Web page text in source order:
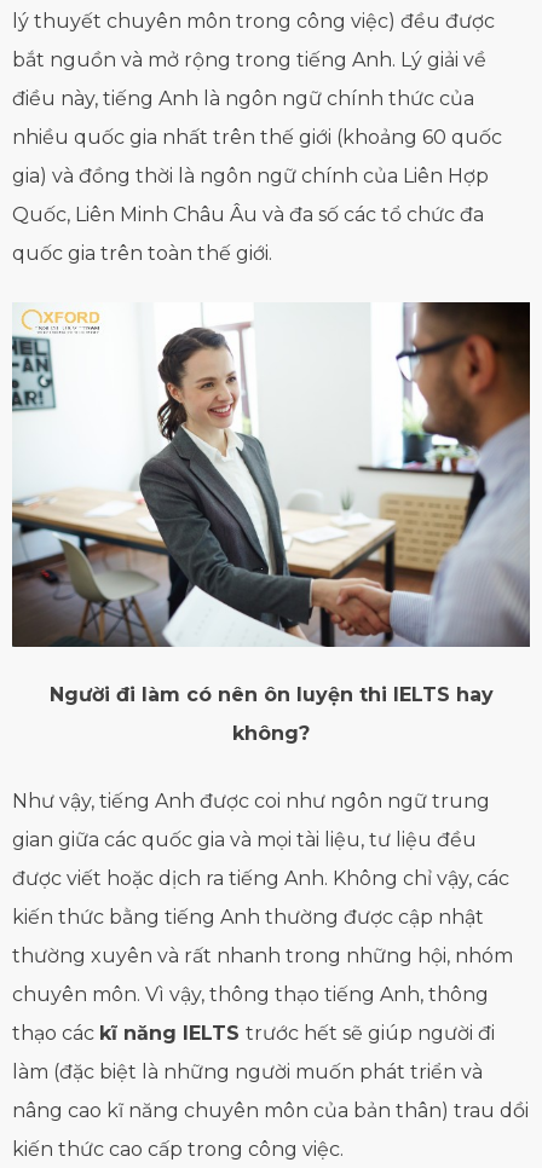
lý thuyết chuyên môn trong công việc) đều được
bắt nguồn và mở rộng trong tiếng Anh. Lý giải về
điều này, tiếng Anh là ngôn ngữ chính thức của
nhiều quốc gia nhất trên thế giới (khoảng 60 quốc
gia) và đồng thời là ngôn ngữ chính của Liên Hợp
Quốc, Liên Minh Châu Âu và đa số các tổ chức đa
quốc gia trên toàn thế giới.
Người đi làm có nên ôn luyện thi IELTS hay
không?
Như vậy, tiếng Anh được coi như ngôn ngữ trung
gian giữa các quốc gia và mọi tài liệu, tư liệu đều
được viết hoặc dịch ra tiếng Anh. Không chỉ vậy, các
kiến thức bằng tiếng Anh thường được cập nhật
thường xuyên và rất nhanh trong những hội, nhóm
chuyên môn. Vì vậy, thông thạo tiếng Anh, thông
thạo các kĩ năng IELTS trước hết sẽ giúp người đi
làm (đặc biệt là những người muốn phát triển và
nâng cao kĩ năng chuyên môn của bản thân) trau dồi
kiến thức cao cấp trong công việc.